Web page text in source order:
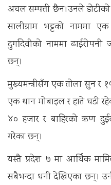
अचल सम्पत्ती छैन।उनले
सालीग्राम भट्टको नाममा
दुर्गादेवीको नाममा
छन्।
मुख्यमन्त्रीसँग एक तोला सुन र
एक थान मोबाइल र हाते घडी
४० हजार र बाहिरको ऋण
गरेका छन्।
यस्तै प्रदेश ७ मा आर्थिक
सबैभन्दा धनी देखिएका छन्।